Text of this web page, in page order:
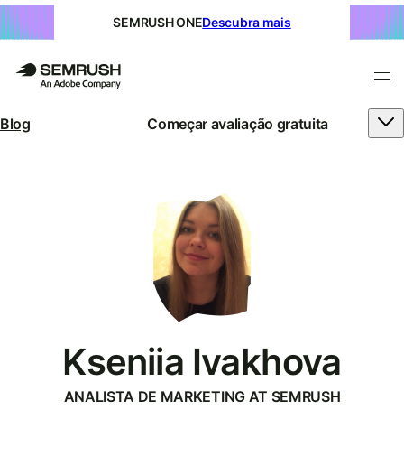
SEMRUSH ONEDescubra mais
Blog Começar avaliação gratuita
Kseniia Ivakhova
ANALISTA DE MARKETING AT SEMRUSH